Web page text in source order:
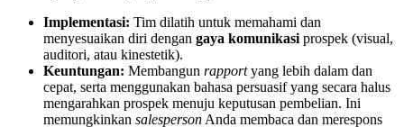
Implementasi: Tim dilatih untuk memahami dan
menyesuaikan diri dengan gaya komunikasi prospek (visual,
auditori, atau kinestetik).
Keuntungan: Membangun rapportyang lebih dalam dan
cepat, serta menggunakan bahasa persuasif yang secara halus
mengarahkan prospek menuju keputusan pembelian. Ini
memungkinkan salesperson Anda membaca dan merespons